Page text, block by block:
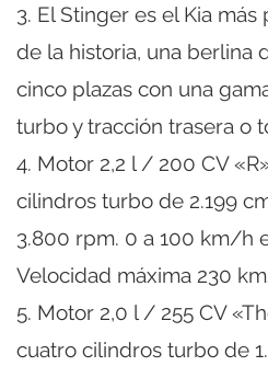
3. El Stinger es el Kia
de la historia, una berlina
cinco plazas con una
turbo y tracción trasera o
4. Motor 2,2 l / 200 CV
cilindros turbo de 2.199
3.800 rpm. 0 a 100 km/h
Velocidad máxima 230
5. Motor 2,0 l / 255 CV
cuatro cilindros turbo de